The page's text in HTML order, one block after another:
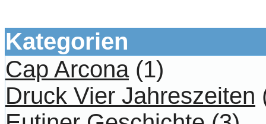
Kategorien
Cap Arcona(1)
Druck Vier Jahreszeiten